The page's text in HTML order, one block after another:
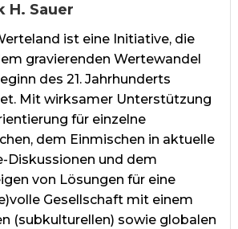
H. Sauer
ist eine Initiative, die
gravierenden Wertewandel
des 21. Jahrhunderts
Mit wirksamer Unterstützung
für einzelne
dem Einmischen in aktuelle
Diskussionen und dem
von Lösungen für eine
Gesellschaft mit einem
(subkulturellen) sowie globalen